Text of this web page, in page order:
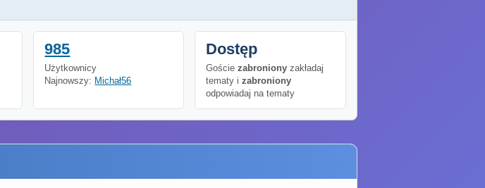
985
Użytkownicy
Najnowszy: Michał56
Dostęp
Gościezabroniony zakładaj
tematy izabroniony
odpowiadaj na tematy